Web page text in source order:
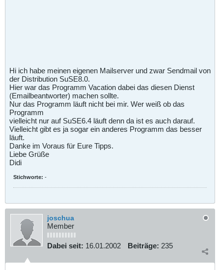
Hi ich habe meinen eigenen Mailserver und zwar Sendmail von
der Distribution SuSE8.0.
Hier war das Programm Vacation dabei das diesen Dienst
(Emailbeantworter) machen sollte.
Nur das Programm läuft nicht bei mir. Wer weiß ob das
Programm
vielleicht nur auf SuSE6.4 läuft denn da ist es auch darauf.
Vielleicht gibt es ja sogar ein anderes Programm das besser
läuft.
Danke im Voraus für Eure Tipps.
Liebe Grüße
Didi
Stichworte: -
joschua
Member
Dabei seit: 16.01.2002 Beiträge: 235